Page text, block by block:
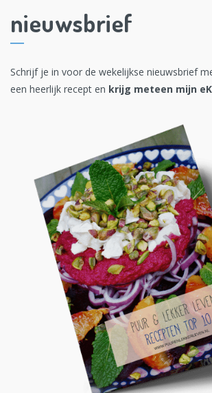
nieuwsbrief
Schrijf je in voor de wekelijkse nieuwsbrief
een heerlijk recept en krijg meteen mijn